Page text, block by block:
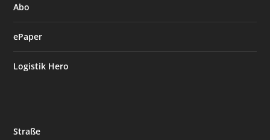
Abo
ePaper
Logistik Hero
Straße